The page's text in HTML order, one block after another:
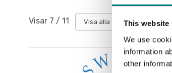
This website
We use
information
other
Visar 7 / 11 Visa alla